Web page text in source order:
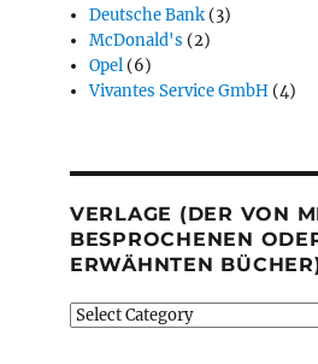
Deutsche Bank (3)
McDonald's (2)
Opel (6)
Vivantes Service GmbH (4)
VERLAGE (DER VON
BESPROCHENEN
ERWÄHNTEN
Verlage